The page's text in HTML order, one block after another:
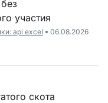
участия
api excel 06.08.2026